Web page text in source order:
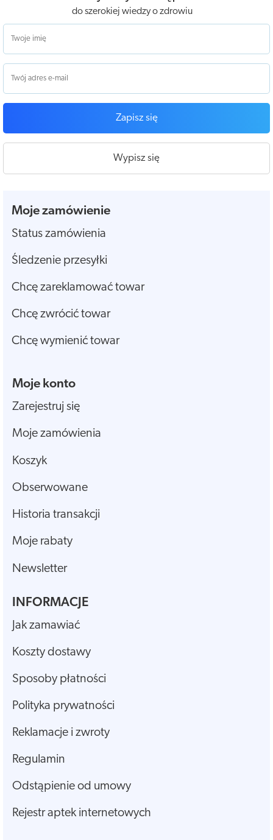
do szerokiej wiedzy o zdrowiu
Zapisz się
Wypisz się
Moje zamówienie
Status zamówienia
Śledzenie przesyłki
Chcę zareklamować towar
Chcę zwrócić towar
Chcę wymienić towar
Moje konto
Zarejestruj się
Moje zamówienia
Koszyk
Obserwowane
Historia transakcji
Moje rabaty
Newsletter
INFORMACJE
Jak zamawiać
Koszty dostawy
Sposoby płatności
Polityka prywatności
Reklamacje i zwroty
Regulamin
Odstąpienie od umowy
Rejestr aptek internetowych